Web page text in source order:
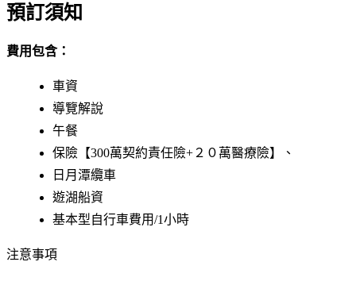
預訂須知
費用包含：
車資
導覽解說
午餐
保險【300萬契約責任險+２０萬醫療險】、
日月潭纜車
遊湖船資
基本型自行車費用/1小時
注意事項